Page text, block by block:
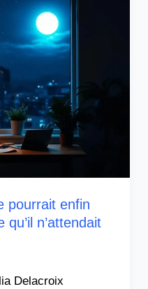
pourrait enfin
n’attendait
Delacroix